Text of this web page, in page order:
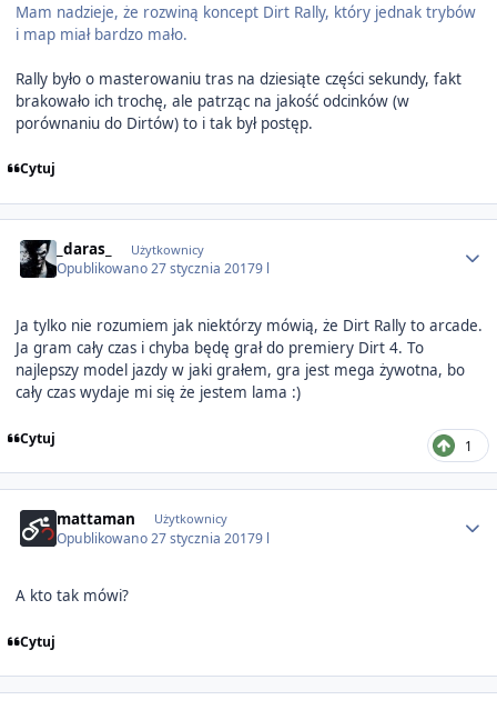
Mam nadzieje, że rozwiną koncept Dirt Rally, który jednak trybów
i map miał bardzo mało.
Rally było o masterowaniu tras na dziesiąte części sekundy, fakt
brakowało ich trochę, ale patrząc na jakość odcinków (w
porównaniu do Dirtów) to i tak był postęp.
Cytuj
_daras_ Użytkownicy
Opublikowano27 stycznia 20179 l
Ja tylko nie rozumiem jak niektórzy mówią, że Dirt Rally to arcade.
Ja gram cały czas i chyba będę grał do premiery Dirt 4. To
najlepszy model jazdy w jaki grałem, gra jest mega żywotna, bo
cały czas wydaje mi się że jestem lama :)
Cytuj 1
mattaman Użytkownicy
Opublikowano27 stycznia 20179 l
A kto tak mówi?
Cytuj